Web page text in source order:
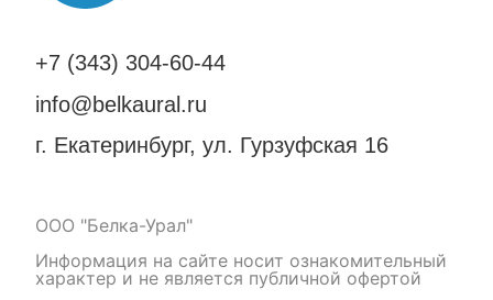
+7 (343) 304-60-44
info@belkaural.ru
г. Екатеринбург, ул. Гурзуфская 16
ООО "Белка-Урал"
Информация на сайте носит ознакомительный
характер и не является публичной офертой